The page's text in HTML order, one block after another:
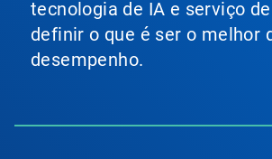
tecnologia de IA e serviço
definir o que é ser o melhor
desempenho.